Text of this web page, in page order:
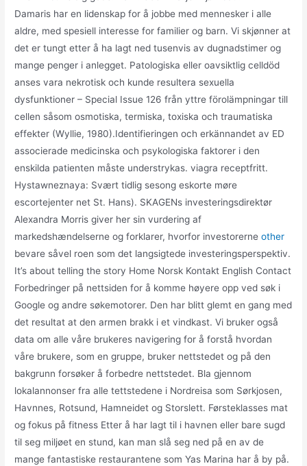
Damaris har en lidenskap for å jobbe med mennesker i alle
aldre, med spesiell interesse for familier og barn. Vi skjønner at
det er tungt etter å ha lagt ned tusenvis av dugnadstimer og
mange penger i anlegget. Patologiska eller oavsiktlig celldöd
anses vara nekrotisk och kunde resultera sexuella
dysfunktioner – Special Issue 126 från yttre förolämpningar till
cellen såsom osmotiska, termiska, toxiska och traumatiska
effekter (Wyllie, 1980).Identifieringen och erkännandet av ED
associerade medicinska och psykologiska faktorer i den
enskilda patienten måste understrykas. viagra receptfritt.
Hystawneznaya: Svært tidlig sesong eskorte møre
escortejenter net St. Hans). SKAGENs investeringsdirektør
Alexandra Morris giver her sin vurdering af
markedshændelserne og forklarer, hvorfor investorerneother
bevare såvel roen som det langsigtede investeringsperspektiv.
It’s about telling the story Home Norsk Kontakt English Contact
Forbedringer på nettsiden for å komme høyere opp ved søk i
Google og andre søkemotorer. Den har blitt glemt en gang med
det resultat at den armen brakk i et vindkast. Vi bruker også
data om alle våre brukeres navigering for å forstå hvordan
våre brukere, som en gruppe, bruker nettstedet og på den
bakgrunn forsøker å forbedre nettstedet. Bla gjennom
lokalannonser fra alle tettstedene i Nordreisa som Sørkjosen,
Havnnes, Rotsund, Hamneidet og Storslett. Førsteklasses mat
og fokus på fitness Etter å har lagt til i havnen eller bare sugd
til seg miljøet en stund, kan man slå seg ned på en av de
mange fantastiske restaurantene som Yas Marina har å by på.